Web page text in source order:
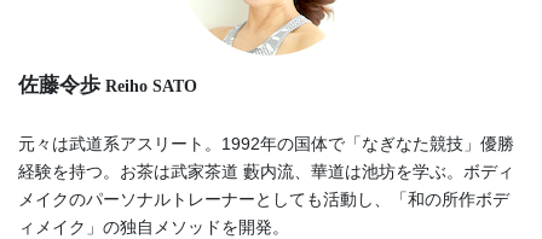
佐藤令歩 Reiho SATO
元々は武道系アスリート。1992年の国体で「なぎなた競技」優勝
経験を持つ。お茶は武家茶道 藪内流、華道は池坊を学ぶ。ボディ
メイクのパーソナルトレーナーとしても活動し、「和の所作ボデ
ィメイク」の独自メソッドを開発。